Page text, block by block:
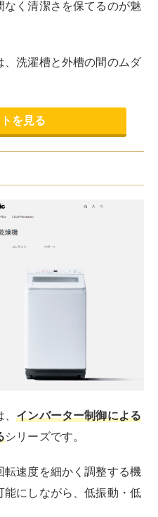
して、温水の力で嫌なニ
の奥の汚れをしっかり落
高い洗浄力が魅力です。
を見る
が特徴です。
ざまな洗濯ニーズに対応
、洗濯時に衣類がからみに
乾燥時にもからみを防ぎ